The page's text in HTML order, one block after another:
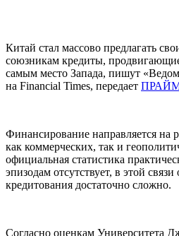
Китай стал массово предлагать
союзникам кредиты,
самым место Запада, пишут
на Financial Times, передает
Финансирование направляется на
как коммерческих, так и
официальная статистика
эпизодам отсутствует, в этой
кредитования достаточно сложно.
Согласно оценкам Университета